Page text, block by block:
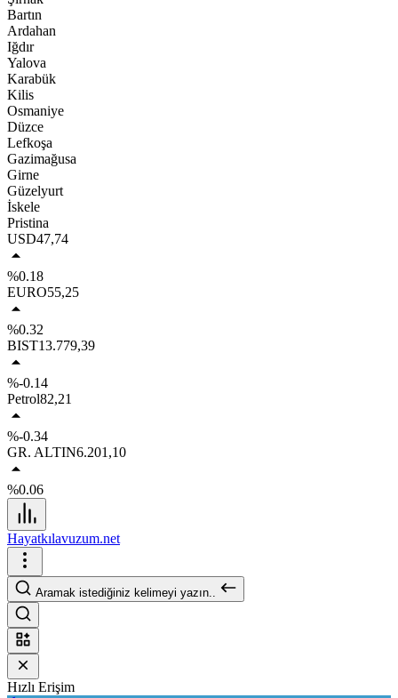
Bartın
Ardahan
Iğdır
Yalova
Karabük
Kilis
Osmaniye
Düzce
Lefkoşa
Gazimağusa
Girne
Güzelyurt
İskele
Pristina
USD47,74
%0.18
EURO55,25
%0.32
BIST13.779,39
%-0.14
Petrol82,21
%-0.34
GR. ALTIN6.201,10
%0.06
Hayatkılavuzum.net
Aramak istediğiniz kelimeyi yazın..
Hızlı Erişim